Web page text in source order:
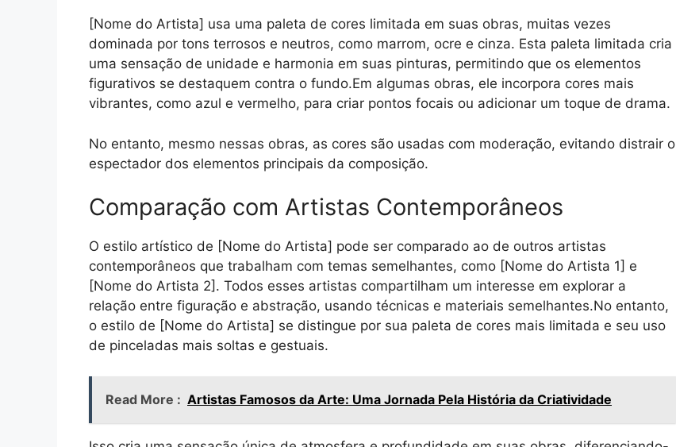
[Nome do Artista] usa uma paleta de cores limitada em suas obras, muitas vezes
dominada por tons terrosos e neutros, como marrom, ocre e cinza. Esta paleta limitada cria
uma sensação de unidade e harmonia em suas pinturas, permitindo que os elementos
figurativos se destaquem contra o fundo.Em algumas obras, ele incorpora cores mais
vibrantes, como azul e vermelho, para criar pontos focais ou adicionar um toque de drama.
No entanto, mesmo nessas obras, as cores são usadas com moderação, evitando distrair o
espectador dos elementos principais da composição.
Comparação com Artistas Contemporâneos
O estilo artístico de [Nome do Artista] pode ser comparado ao de outros artistas
contemporâneos que trabalham com temas semelhantes, como [Nome do Artista 1] e
[Nome do Artista 2]. Todos esses artistas compartilham um interesse em explorar a
relação entre figuração e abstração, usando técnicas e materiais semelhantes.No entanto,
o estilo de [Nome do Artista] se distingue por sua paleta de cores mais limitada e seu uso
de pinceladas mais soltas e gestuais.
Read More : Artistas Famosos da Arte: Uma Jornada Pela História da Criatividade